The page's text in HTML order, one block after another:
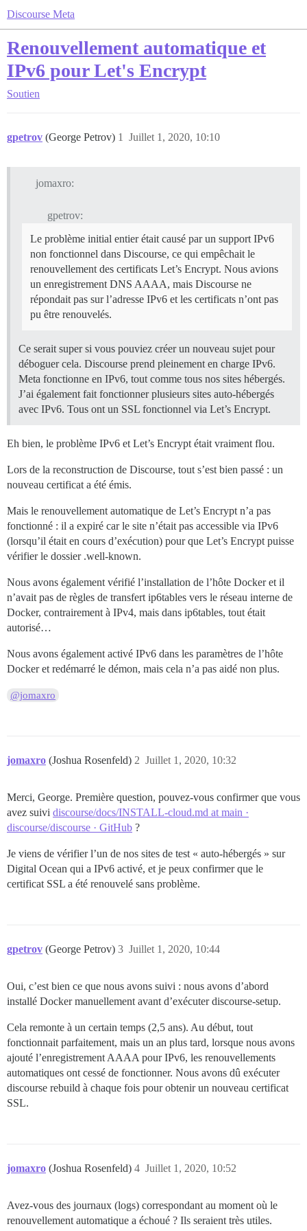
Discourse Meta
Renouvellement automatique et
IPv6 pour Let's Encrypt
Soutien
gpetrov (George Petrov) Juillet 1, 2020, 10:10
1
jomaxro:
gpetrov:
Le problème initial entier était causé par un support IPv6
non fonctionnel dans Discourse, ce qui empêchait le
renouvellement des certificats Let’s Encrypt. Nous avions
un enregistrement DNS AAAA, mais Discourse ne
répondait pas sur l’adresse IPv6 et les certificats n’ont pas
pu être renouvelés.
Ce serait super si vous pouviez créer un nouveau sujet pour
déboguer cela. Discourse prend pleinement en charge IPv6.
Meta fonctionne en IPv6, tout comme tous nos sites hébergés.
J’ai également fait fonctionner plusieurs sites auto-hébergés
avec IPv6. Tous ont un SSL fonctionnel via Let’s Encrypt.
Eh bien, le problème IPv6 et Let’s Encrypt était vraiment flou.
Lors de la reconstruction de Discourse, tout s’est bien passé : un
nouveau certificat a été émis.
Mais le renouvellement automatique de Let’s Encrypt n’a pas
fonctionné : il a expiré car le site n’était pas accessible via IPv6
(lorsqu’il était en cours d’exécution) pour que Let’s Encrypt puisse
vérifier le dossier .well-known.
Nous avons également vérifié l’installation de l’hôte Docker et il
n’avait pas de règles de transfert ip6tables vers le réseau interne de
Docker, contrairement à IPv4, mais dans ip6tables, tout était
autorisé…
Nous avons également activé IPv6 dans les paramètres de l’hôte
Docker et redémarré le démon, mais cela n’a pas aidé non plus.
@jomaxro
jomaxro (Joshua Rosenfeld) Juillet 1, 2020, 10:32
2
Merci, George. Première question, pouvez-vous confirmer que vous
avez suivi discourse/docs/INSTALL-cloud.md at main ·
discourse/discourse · GitHub ?
Je viens de vérifier l’un de nos sites de test « auto-hébergés » sur
Digital Ocean qui a IPv6 activé, et je peux confirmer que le
certificat SSL a été renouvelé sans problème.
gpetrov (George Petrov) Juillet 1, 2020, 10:44
3
Oui, c’est bien ce que nous avons suivi : nous avons d’abord
installé Docker manuellement avant d’exécuter discourse-setup.
Cela remonte à un certain temps (2,5 ans). Au début, tout
fonctionnait parfaitement, mais un an plus tard, lorsque nous avons
ajouté l’enregistrement AAAA pour IPv6, les renouvellements
automatiques ont cessé de fonctionner. Nous avons dû exécuter
discourse rebuild à chaque fois pour obtenir un nouveau certificat
SSL.
jomaxro (Joshua Rosenfeld) Juillet 1, 2020, 10:52
4
Avez-vous des journaux (logs) correspondant au moment où le
renouvellement automatique a échoué ? Ils seraient très utiles.